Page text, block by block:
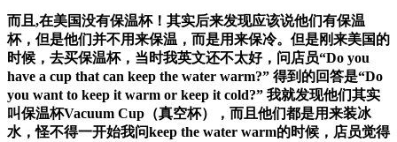
而且,在美国没有保温杯！其实后来发现应该说他们有保温
杯，但是他们并不用来保温，而是用来保冷。但是刚来美国的
时候，去买保温杯，当时我英文还不太好，问店员“Do you
have a cup that can keep the water warm?” 得到的回答是“Do
you want to keep it warm or keep it cold?” 我就发现他们其实
叫保温杯Vacuum Cup（真空杯），而且他们都是用来装冰
水，怪不得一开始我问keep the water warm的时候，店员觉得